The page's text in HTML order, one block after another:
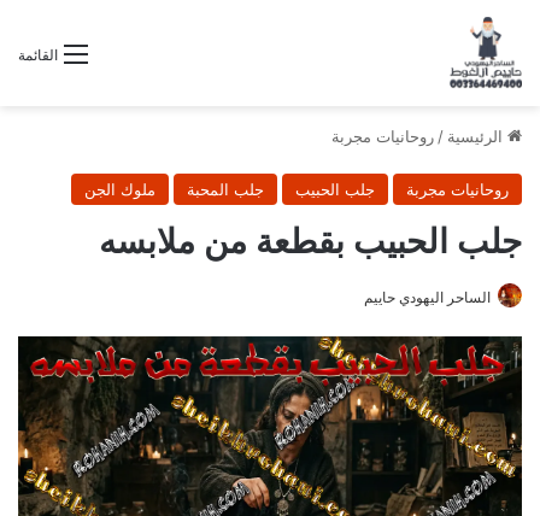
القائمة
الرئيسية / روحانيات مجربة
روحانيات مجربة جلب الحبيب جلب المحبة ملوك الجن
جلب الحبيب بقطعة من ملابسه
الساحر اليهودي حاييم